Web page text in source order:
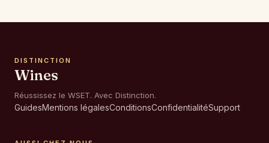
DISTINCTION
Wines
Réussissez le WSET. Avec Distinction.
GuidesMentions légalesConditionsConfidentialitéSupport